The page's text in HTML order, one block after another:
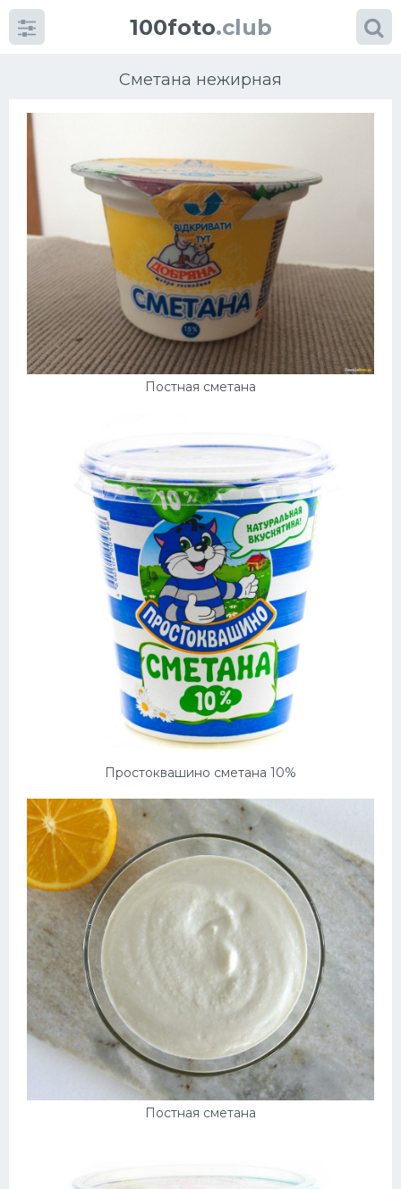
100foto.club
Сметана нежирная
Постная сметана
Простоквашино сметана 10%
Постная сметана
Категории картинок
Мясные блюда
Печенье
Салат
Напитки
Дизайн комнаты